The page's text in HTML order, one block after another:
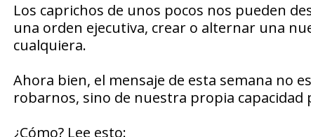
Los caprichos de unos pocos nos pueden
una orden ejecutiva, crear o alternar una
cualquiera.
Ahora bien, el mensaje de esta semana no
robarnos, sino de nuestra propia capacidad
¿Cómo? Lee esto: